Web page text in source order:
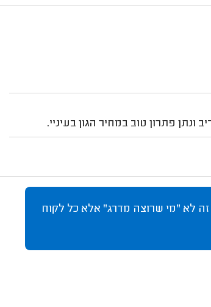
פתרון טוב במחיר הגון בעיניי.
זה לא "מי שרוצה מדרג" אלא כל לקוח